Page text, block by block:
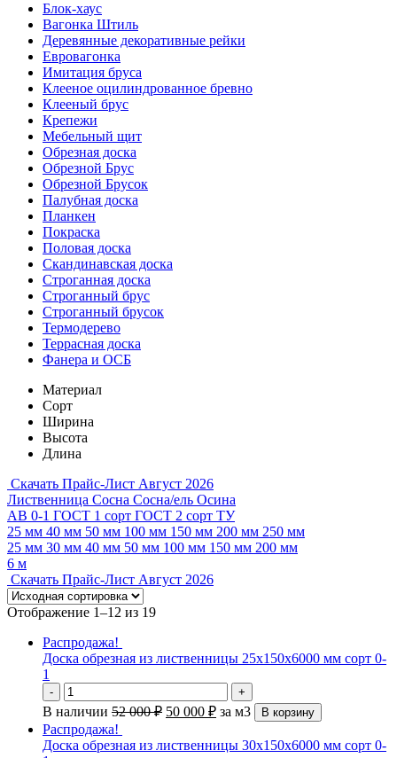
Блок-хаус
Вагонка Штиль
Деревянные декоративные рейки
Евровагонка
Имитация бруса
Клееное оцилиндрованное бревно
Клееный брус
Крепежи
Мебельный щит
Обрезная доска
Обрезной Брус
Обрезной Брусок
Палубная доска
Планкен
Покраска
Половая доска
Скандинавская доска
Строганная доска
Строганный брус
Строганный брусок
Термодерево
Террасная доска
Фанера и ОСБ
Материал
Сорт
Ширина
Высота
Длина
Скачать Прайс-Лист Август 2026
Лиственница Сосна Сосна/ель Осина
АВ 0-1 ГОСТ 1 сорт ГОСТ 2 сорт ТУ
25 мм 40 мм 50 мм 100 мм 150 мм 200 мм 250 мм
25 мм 30 мм 40 мм 50 мм 100 мм 150 мм 200 мм
6 м
Скачать Прайс-Лист Август 2026
Отображение 1–12 из 19
Распродажа!
Доска обрезная из лиственницы 25х150х6000 мм сорт 0-
1
- +
В наличии 52 000₽ 50 000 ₽ за м3 В корзину
Распродажа!
Доска обрезная из лиственницы 30х150х6000 мм сорт 0-